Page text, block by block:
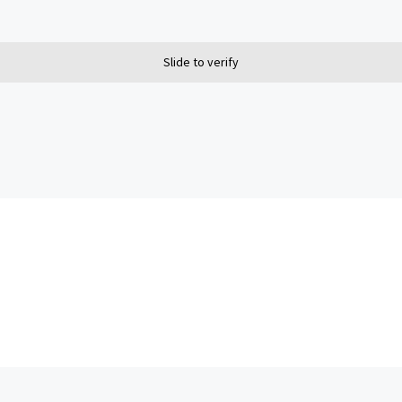
Slide to verify